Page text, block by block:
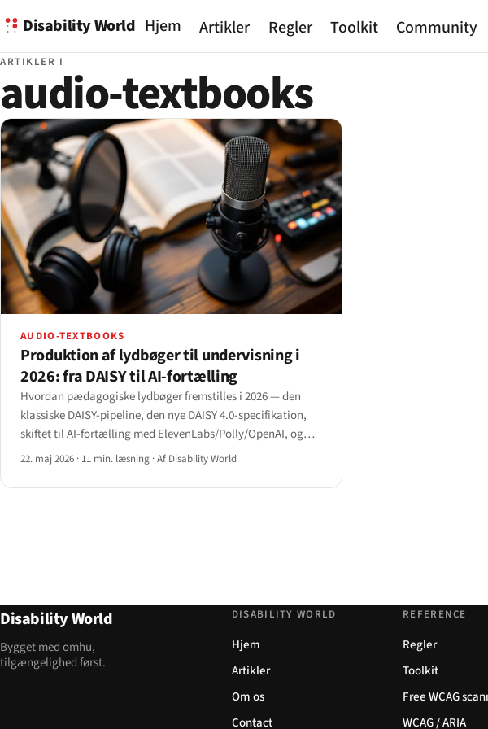
Disability World Hjem Artikler Regler Toolkit Community
ARTIKLER I
audio-textbooks
AUDIO-TEXTBOOKS
Produktion af lydbøger til undervisning i
2026: fra DAISY til AI-fortælling
Hvordan pædagogiske lydbøger fremstilles i 2026 — den
klassiske DAISY-pipeline, den nye DAISY 4.0-specifikation,
skiftet til AI-fortælling med ElevenLabs/Polly/OpenAI, og
den pris-kvalitets-afvejning, der stadig adskiller en
22. maj 2026 · 11 min. læsning ·Af Disability World
Disability World
Bygget med omhu,
tilgængelighed først.
DISABILITY WORLD
Hjem
Artikler
Om os
Contact
REFERENCE
Regler
Toolkit
Free WCAG
WCAG / ARIA